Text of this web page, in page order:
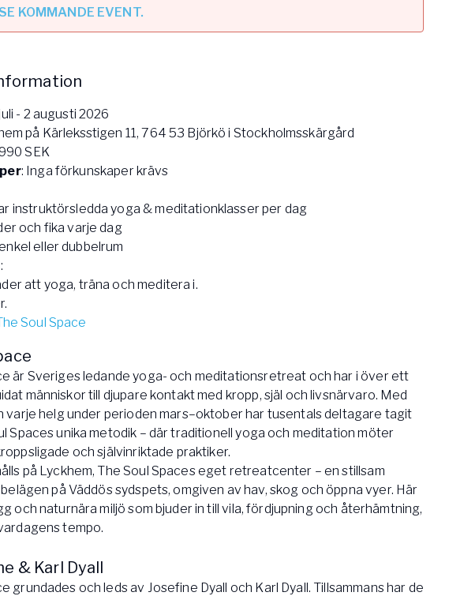
KOMMANDE EVENT.
- 2 augusti 2026
på Kärleksstigen 11, 764 53 Björkö i Stockholmsskärgård
SEK
: Inga förkunskaper krävs
instruktörsledda yoga & meditationklasser per dag
och fika varje dag
eller dubbelrum
:
att yoga, träna och meditera i.
Soul Space
är Sveriges ledande yoga- och meditationsretreat och har i över ett
människor till djupare kontakt med kropp, själ och livsnärvaro. Med
varje helg under perioden mars–oktober har tusentals deltagare tagit
Spaces unika metodik – där traditionell yoga och meditation möter
och självinriktade praktiker.
på Lyckhem, The Soul Spaces eget retreatcenter – en stillsam
på Väddös sydspets, omgiven av hav, skog och öppna vyer. Här
och naturnära miljö som bjuder in till vila, fördjupning och återhämtning,
tempo.
& Karl Dyall
grundades och leds av Josefine Dyall och Karl Dyall. Tillsammans har de